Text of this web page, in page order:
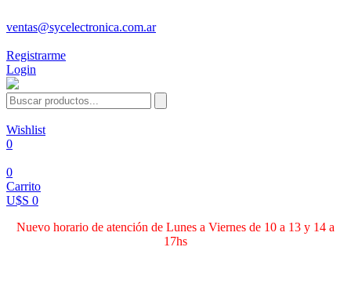
ventas@sycelectronica.com.ar
Registrarme
Login
Wishlist
0
0
Carrito
U$S 0
Nuevo horario de atención de Lunes a Viernes de 10 a 13 y 14 a
17hs